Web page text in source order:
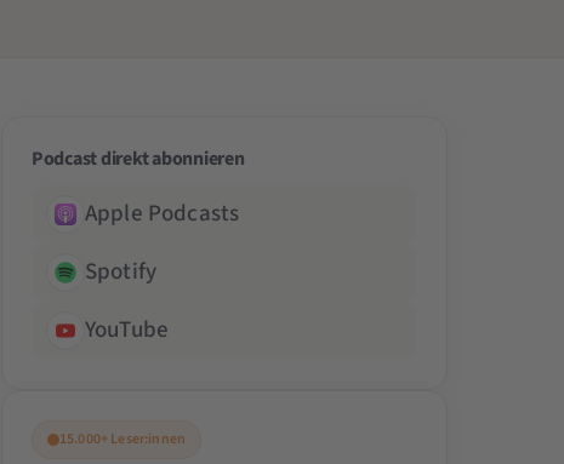
Podcast direkt abonnieren
Apple Podcasts
Spotify
YouTube
15.000+ Leser:innen